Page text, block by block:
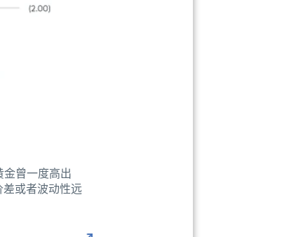
金曾一度高出
或者波动性远